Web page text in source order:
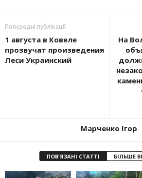
Попередні публікації
1 августа в Ковеле
прозвучат произведения
Леси Украинский
На
Марченко Ігор
ПОВ'ЯЗАНІ СТАТТІ БІЛЬШЕ